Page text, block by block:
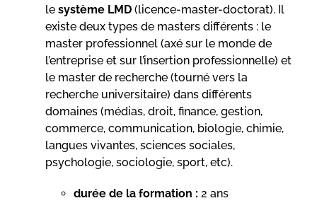
le système LMD (licence-master-doctorat). Il
existe deux types de masters différents : le
master professionnel (axé sur le monde de
l’entreprise et sur l’insertion professionnelle) et
le master de recherche (tourné vers la
recherche universitaire) dans différents
domaines (médias, droit, finance, gestion,
commerce, communication, biologie, chimie,
langues vivantes, sciences sociales,
psychologie, sociologie, sport, etc).
durée de la formation : 2 ans